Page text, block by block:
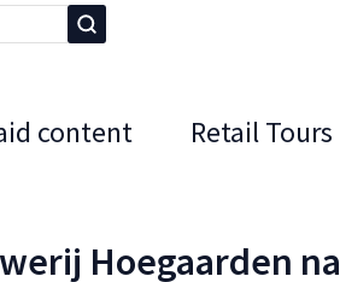
content Retail Tours
Hoegaarden na